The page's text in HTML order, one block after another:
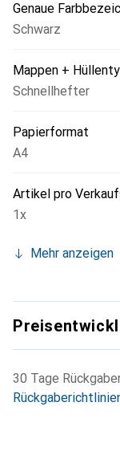
Genaue
Schwarz
Mappen +
Schnellhefter
Papierformat
A4
Artikel pro
1x
Mehr anzeigen
30 Tage